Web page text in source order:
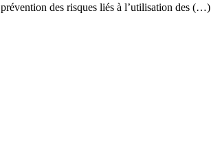
des risques liés à l’utilisation des (…)